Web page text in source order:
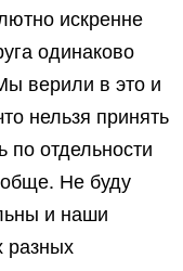
искренне
одинаково
верили в это и
нельзя принять
отдельности
Не буду
и наши
разных